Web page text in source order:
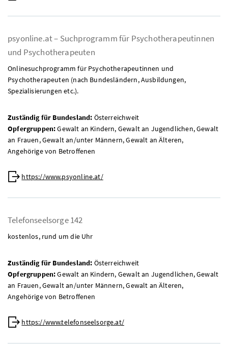
psyonline.at – Suchprogramm für Psychotherapeutinnen
und Psychotherapeuten
Onlinesuchprogramm für Psychotherapeutinnen und
Psychotherapeuten (nach Bundesländern, Ausbildungen,
Spezialisierungenetc.).
Zuständig für Bundesland: Österreichweit
Opfergruppen:Gewalt an Kindern, Gewalt an Jugendlichen, Gewalt
an Frauen, Gewalt an/unter Männern, Gewalt an Älteren,
Angehörige von Betroffenen
Web:
https://www.psyonline.at/
Telefonseelsorge 142
kostenlos, rund um die Uhr
Zuständig für Bundesland: Österreichweit
Opfergruppen:Gewalt an Kindern, Gewalt an Jugendlichen, Gewalt
an Frauen, Gewalt an/unter Männern, Gewalt an Älteren,
Angehörige von Betroffenen
Web:
https://www.telefonseelsorge.at/